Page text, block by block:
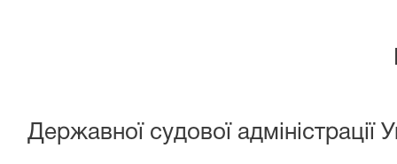
Державної судової адміністрації